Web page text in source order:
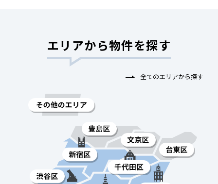
エリアから物件を探す
全てのエリアから探す